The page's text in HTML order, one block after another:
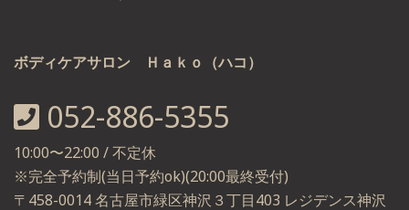
ボディケアサロン Ｈａｋｏ（ハコ）
052-886-5355
10:00〜22:00 / 不定休
※完全予約制(当日予約ok)(20:00最終受付)
〒458-0014 名古屋市緑区神沢３丁目403 レジデンス神沢